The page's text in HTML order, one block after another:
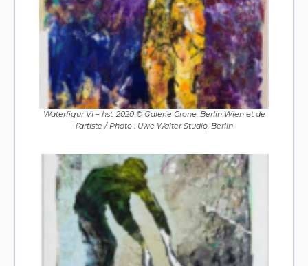
Waterfigur VI – hst, 2020 © Galerie Crone, Berlin Wien et de
l’artiste / Photo : Uwe Walter Studio, Berlin